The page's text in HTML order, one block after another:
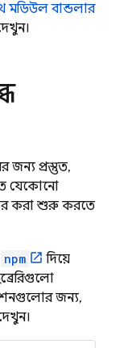
মডিউল বান্ডলার
জন্য প্রস্তুত,
যেকোনো
করা শুরু করতে
npm
দিয়ে
জন্য,